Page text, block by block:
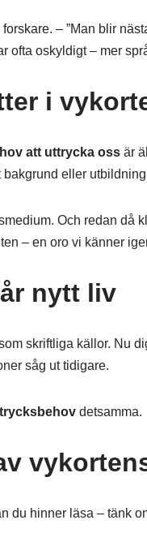
– ”Man blir
ofta oskyldigt – mer
i
att uttrycka ossär
bakgrund eller
Och redan då
– en oro vi känner
nytt liv
skriftliga källor. Nu
såg ut tidigare.
detsamma.
du hinner läsa – tänk